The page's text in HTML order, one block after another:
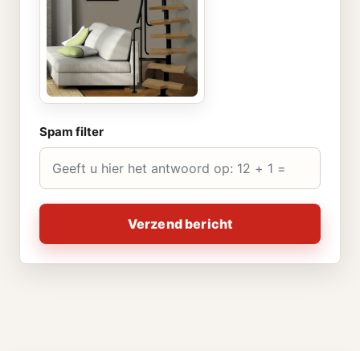
Spam filter
Verzend bericht